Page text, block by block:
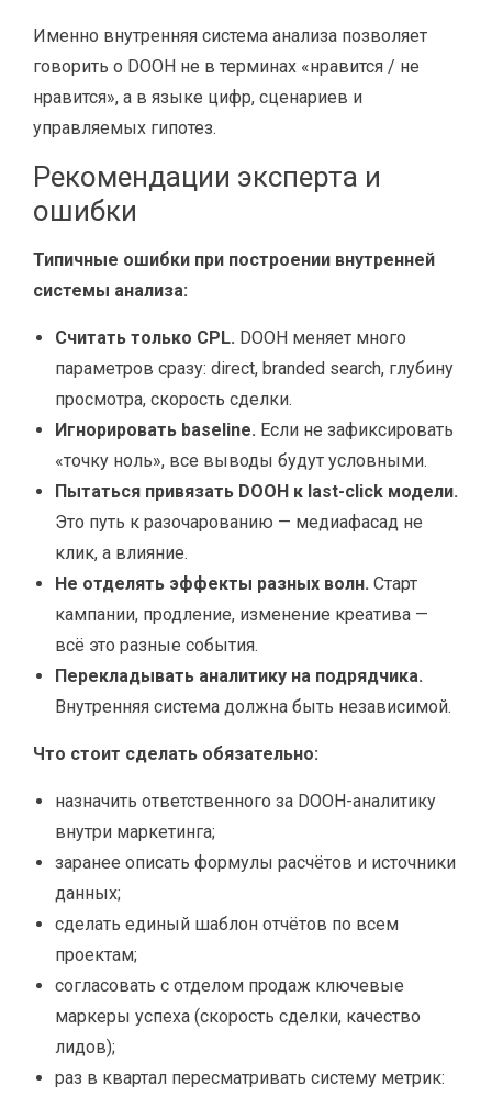
Именно внутренняя система анализа позволяет
говорить о DOOH не в терминах «нравится / не
нравится», а в языке цифр, сценариев и
управляемых гипотез.
Рекомендации эксперта и
ошибки
Типичные ошибки при построении внутренней
системы анализа:
Считать только CPL. DOOH меняет много
параметров сразу: direct, branded search, глубину
просмотра, скорость сделки.
Игнорировать baseline. Если не зафиксировать
«точку ноль», все выводы будут условными.
Пытаться привязать DOOH к last-click модели.
Это путь к разочарованию — медиафасад не
клик, а влияние.
Не отделять эффекты разных волн. Старт
кампании, продление, изменение креатива —
всё это разные события.
Перекладывать аналитику на подрядчика.
Внутренняя система должна быть независимой.
Что стоит сделать обязательно:
назначить ответственного за DOOH-аналитику
внутри маркетинга;
заранее описать формулы расчётов и источники
данных;
сделать единый шаблон отчётов по всем
проектам;
согласовать с отделом продаж ключевые
маркеры успеха (скорость сделки, качество
лидов);
раз в квартал пересматривать систему метрик: